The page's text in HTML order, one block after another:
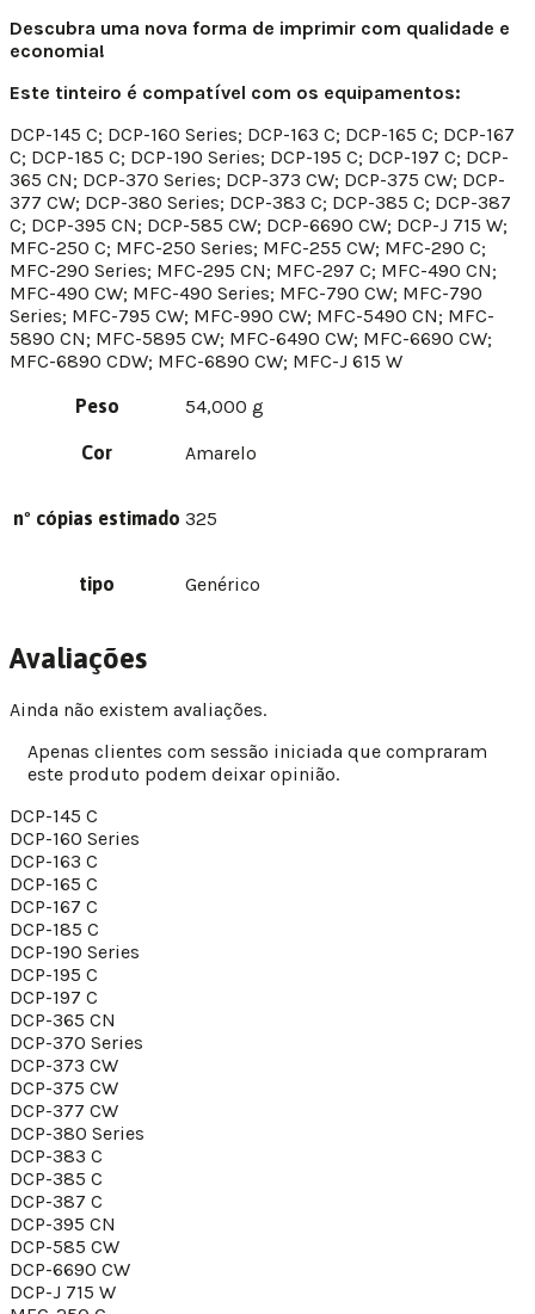
Descubra uma nova forma de imprimir com qualidade e
economia!
Este tinteiro é compatível com os equipamentos:
DCP-145 C; DCP-160 Series; DCP-163 C; DCP-165 C; DCP-167
C; DCP-185 C; DCP-190 Series; DCP-195 C; DCP-197 C; DCP-
365 CN; DCP-370 Series; DCP-373 CW; DCP-375 CW; DCP-
377 CW; DCP-380 Series; DCP-383 C; DCP-385 C; DCP-387
C; DCP-395 CN; DCP-585 CW; DCP-6690 CW; DCP-J 715 W;
MFC-250 C; MFC-250 Series; MFC-255 CW; MFC-290 C;
MFC-290 Series; MFC-295 CN; MFC-297 C; MFC-490 CN;
MFC-490 CW; MFC-490 Series; MFC-790 CW; MFC-790
Series; MFC-795 CW; MFC-990 CW; MFC-5490 CN; MFC-
5890 CN; MFC-5895 CW; MFC-6490 CW; MFC-6690 CW;
MFC-6890 CDW; MFC-6890 CW; MFC-J 615 W
Peso 54,000 g
Cor Amarelo
nº cópias estimado 325
tipo Genérico
Avaliações
Ainda não existem avaliações.
Apenas clientes com sessão iniciada que compraram
este produto podem deixar opinião.
DCP-145 C
DCP-160 Series
DCP-163 C
DCP-165 C
DCP-167 C
DCP-185 C
DCP-190 Series
DCP-195 C
DCP-197 C
DCP-365 CN
DCP-370 Series
DCP-373 CW
DCP-375 CW
DCP-377 CW
DCP-380 Series
DCP-383 C
DCP-385 C
DCP-387 C
DCP-395 CN
DCP-585 CW
DCP-6690 CW
DCP-J 715 W